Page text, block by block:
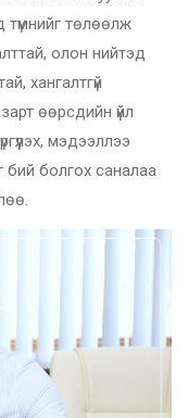
төлөөлж
олон нийтэд
хангалтгүй
өөрсдийн үйл
мэдээллээ
бий болгох саналаа